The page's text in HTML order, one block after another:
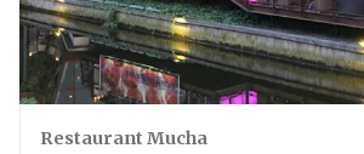
Restaurant Mucha